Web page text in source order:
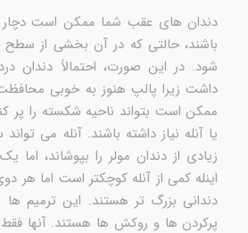
دندان های عقب شما ممکن است
باشند، حالتی که در آن بخشی از سطح
شود. در این صورت، احتمالاً دندان
داشت زیرا پالپ هنوز به خوبی
ممکن است بتواند ناحیه شکسته را پر
یا آنله نیاز داشته باشند. آنله می
زیادی از دندان مولر را بپوشاند،
اینله کمی از آنله کوچکتر است اما هر
دندانی بزرگ تر هستند. این ترمیم
پرکردن ها و روکش ها هستند. آنها